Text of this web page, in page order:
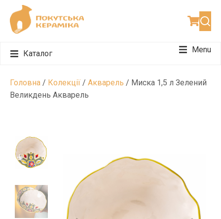
Menu
Каталог
Головна / Колекції / Акварель / Миска 1,5 л Зелений
Великдень Акварель